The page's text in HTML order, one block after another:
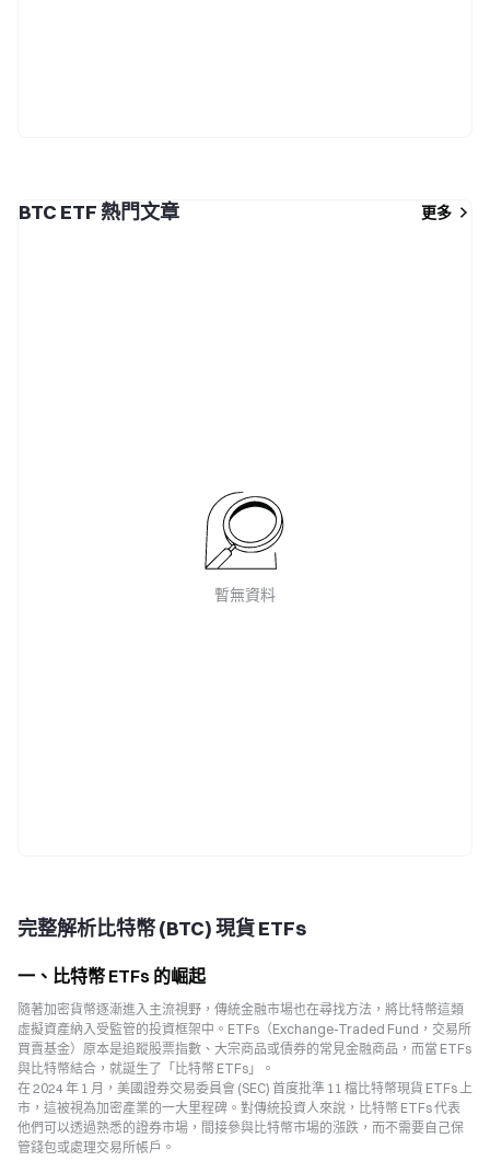
BTC ETF 熱門文章 更多
暫無資料
完整解析比特幣 (BTC) 現貨 ETFs
一、比特幣 ETFs 的崛起
隨著加密貨幣逐漸進入主流視野，傳統金融市場也在尋找方法，將比特幣這類
虛擬資產納入受監管的投資框架中。ETFs（Exchange-Traded Fund，交易所
買賣基金）原本是追蹤股票指數、大宗商品或債券的常見金融商品，而當 ETFs
與比特幣結合，就誕生了「比特幣 ETFs」。
在 2024 年 1 月，美國證券交易委員會 (SEC) 首度批準 11 檔比特幣現貨 ETFs 上
市，這被視為加密產業的一大里程碑。對傳統投資人來說，比特幣 ETFs 代表
他們可以透過熟悉的證券市場，間接參與比特幣市場的漲跌，而不需要自己保
管錢包或處理交易所帳戶。